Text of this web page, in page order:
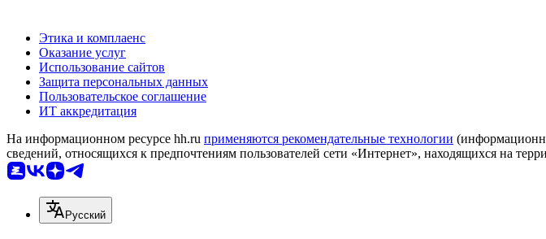
Этика и комплаенс
Оказание услуг
Использование сайтов
Защита персональных данных
Пользовательское соглашение
ИТ аккредитация
На информационном ресурсе hh.ru применяются рекомендательные технологии
сведений, относящихся к предпочтениям пользователей сети «Интернет», находящихся на
Русский